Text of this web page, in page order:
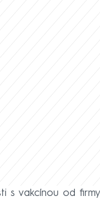
s vakcínou od